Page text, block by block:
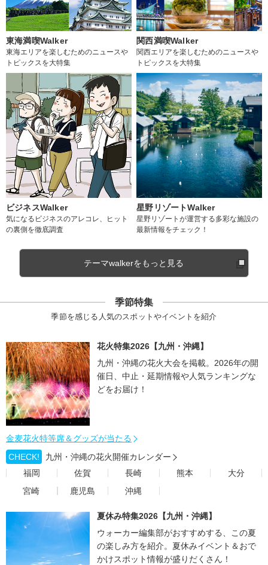
東海満喫Walker
東海エリアを楽しむためのニュースや
トピックスを大特集
関西満喫Walker
関西エリアを楽しむためのニュースや
トピックスを大特集
ビジネスWalker
気になるビジネスのアレコレ、ヒット
の裏側を徹底調査
星野リゾートWalker
星野リゾートが運営する多彩な施設の
最新情報をチェック！
テーマwalkerをもっと見る
季節特集
季節を感じる人気のスポットやイベントを紹介
花火特集2026【九州・沖縄】
九州・沖縄の花火大会を掲載。2026年の開
催日、中止・延期情報や人気ランキングな
どをお届け！
金麦花火特等席＆グッズが当たる
CHECK!
九州・沖縄の花火開催カレンダー
福岡
佐賀 長崎 熊本
大分
宮崎
鹿児島 沖縄
夏休み特集2026【九州・沖縄】
ウォーカー編集部がおすすめする、この夏
の楽しみ方を紹介。夏休みイベント＆おで
かけスポット情報が盛りだくさん！